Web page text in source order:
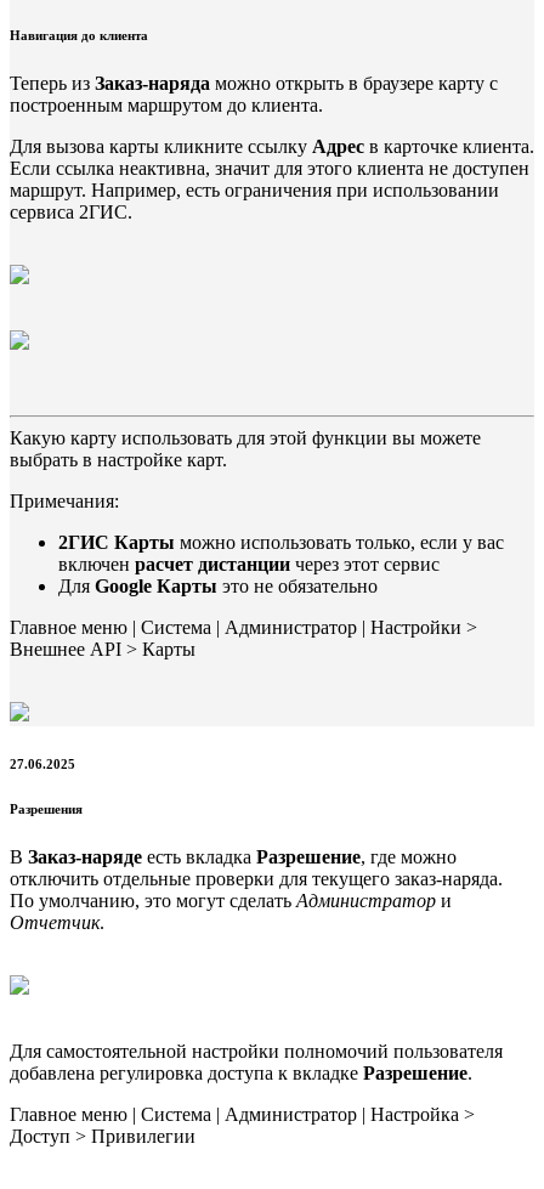
Навигация до клиента
Теперь из Заказ-наряда можно открыть в браузере карту с
построенным маршрутом до клиента.
Для вызова карты кликните ссылку Адрес в карточке клиента.
Если ссылка неактивна, значит для этого клиента не доступен
маршрут. Например, есть ограничения при использовании
сервиса 2ГИС.
Какую карту использовать для этой функции вы можете
выбрать в настройке карт.
Примечания:
2ГИС Карты можно использовать только, если у вас
включен расчет дистанции через этот сервис
Для Google Карты это не обязательно
Главное меню | Система | Администратор | Настройки >
Внешнее API > Карты
27.06.2025
Разрешения
В Заказ-наряде есть вкладка Разрешение, где можно
отключить отдельные проверки для текущего заказ-наряда.
По умолчанию, это могут сделать Администратор и
Отчетчик.
Для самостоятельной настройки полномочий пользователя
добавлена регулировка доступа к вкладке Разрешение.
Главное меню | Система | Администратор | Настройка >
Доступ > Привилегии